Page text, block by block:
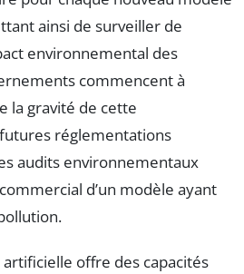
ainsi de surveiller de
environnemental des
commencent à
la gravité de cette
réglementations
audits environnementaux
d’un modèle ayant
artificielle offre des capacités